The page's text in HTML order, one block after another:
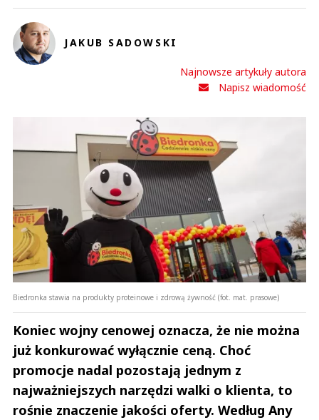
JAKUB SADOWSKI
Najnowsze artykuły autora
Napisz wiadomość
Biedronka stawia na produkty proteinowe i zdrową żywność (fot. mat. prasowe)
Koniec wojny cenowej oznacza, że nie można
już konkurować wyłącznie ceną. Choć
promocje nadal pozostają jednym z
najważniejszych narzędzi walki o klienta, to
rośnie znaczenie jakości oferty. Według Any